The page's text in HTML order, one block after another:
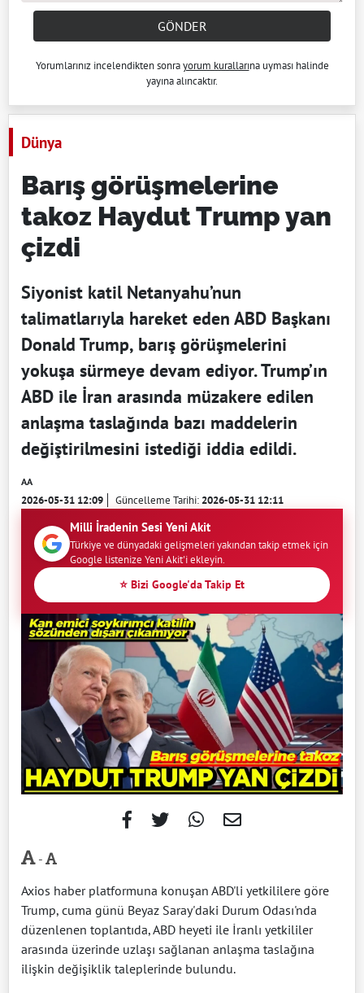
GÖNDER
Yorumlarınız incelendikten sonrayorum kurallarına uyması halinde
yayına alıncaktır.
Dünya
Barış görüşmelerine
takoz Haydut Trump yan
çizdi
Siyonist katil Netanyahu’nun
talimatlarıyla hareket eden ABD Başkanı
Donald Trump, barış görüşmelerini
yokuşa sürmeye devam ediyor. Trump’ın
ABD ile İran arasında müzakere edilen
anlaşma taslağında bazı maddelerin
değiştirilmesini istediği iddia edildi.
AA
2026-05-31 12:09 Güncelleme Tarihi:2026-05-31 12:11
Milli İradenin Sesi Yeni Akit
Türkiye ve dünyadaki gelişmeleri yakından takip etmek için
Google listenize Yeni Akit'i ekleyin.
⭐ Bizi Google'da Takip Et
-
Axios haber platformuna konuşan ABD'li yetkililere göre
Trump, cuma günü Beyaz Saray'daki Durum Odası'nda
düzenlenen toplantıda, ABD heyeti ile İranlı yetkililer
arasında üzerinde uzlaşı sağlanan anlaşma taslağına
ilişkin değişiklik taleplerinde bulundu.